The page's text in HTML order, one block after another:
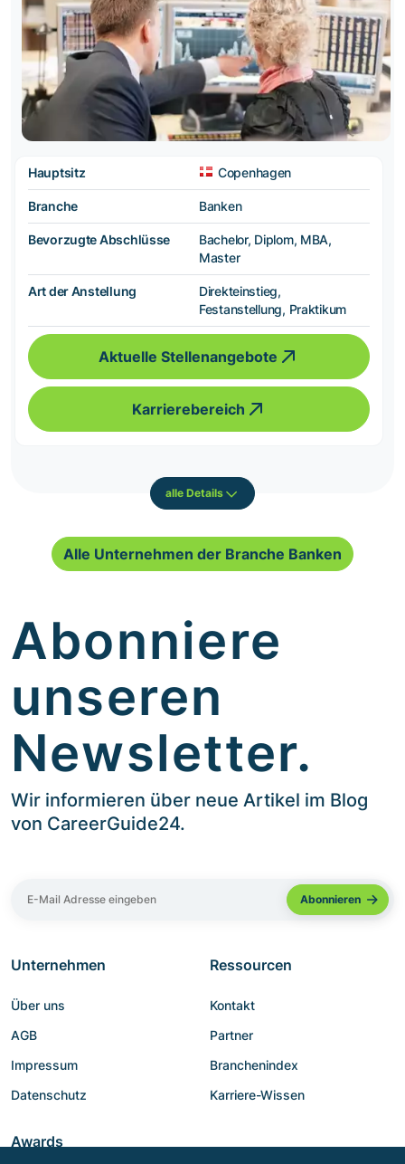
Hauptsitz Copenhagen
Branche Banken
Bevorzugte Abschlüsse
Bachelor, Diplom, MBA,
Master
Art der Anstellung
Direkteinstieg,
Festanstellung, Praktikum
Aktuelle Stellenangebote
Karrierebereich
alle Details
Alle Unternehmen der Branche Banken
Abonniere
unseren
Newsletter.
Wir informieren über neue Artikel im Blog
von CareerGuide24.
Unternehmen
Über uns
AGB
Impressum
Datenschutz
Ressourcen
Kontakt
Partner
Branchenindex
Karriere-Wissen
Awards